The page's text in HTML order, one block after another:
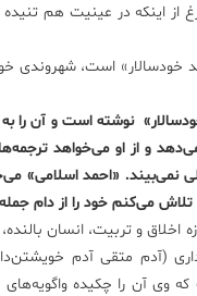
اینکه در عینیت هم
است، شهروندی
نوشته است و آن را
و از او می‌خواهد
نمی‌بیند. «احمد اسلامی»
می‌کنم خود را از دام
اخلاق و تربیت، انسان
(آدم متقی آدم
آن را چکیده واگویه‌های